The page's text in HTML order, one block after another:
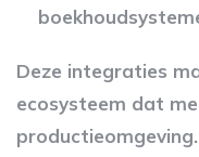
Deze integraties
ecosysteem dat
productieomgeving.